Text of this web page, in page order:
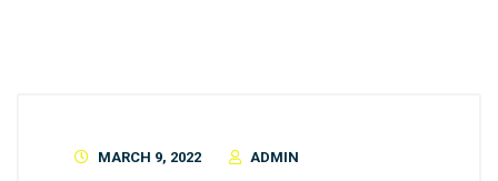
MARCH 9, 2022
ADMIN